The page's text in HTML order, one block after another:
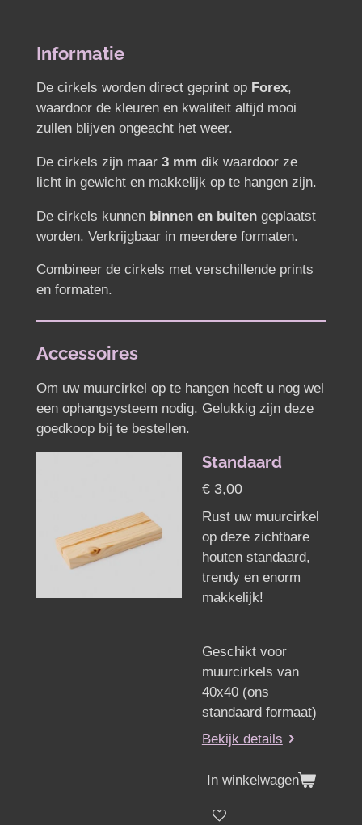
Informatie
De cirkels worden direct geprint op Forex,
waardoor de kleuren en kwaliteit altijd mooi
zullen blijven ongeacht het weer.
De cirkels zijn maar 3 mm dik waardoor ze
licht in gewicht en makkelijk op te hangen zijn.
De cirkels kunnen binnen en buitengeplaatst
worden. Verkrijgbaar in meerdere formaten.
Combineer de cirkels met verschillende prints
en formaten.
Accessoires
Om uw muurcirkel op te hangen heeft u nog wel
een ophangsysteem nodig. Gelukkig zijn deze
goedkoop bij te bestellen.
Standaard
€ 3,00
Rust uw muurcirkel
op deze zichtbare
houten standaard,
trendy en enorm
makkelijk!
Geschikt voor
muurcirkels van
40x40 (ons
standaard formaat)
Bekijk details
In winkelwagen